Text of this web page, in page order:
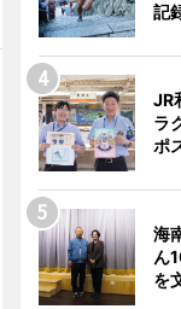
記
JR
ラ
ポ
海
ん
を